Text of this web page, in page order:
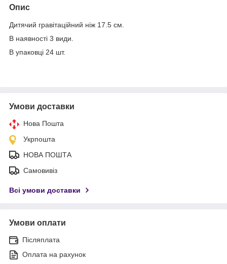
Опис
Дитячий гравітаційний ніж 17.5 см.
В наявності 3 види.
В упаковці 24 шт.
Умови доставки
Нова Пошта
Укрпошта
НОВА ПОШТА
Самовивіз
Всі умови доставки
Умови оплати
Післяплата
Оплата на рахунок